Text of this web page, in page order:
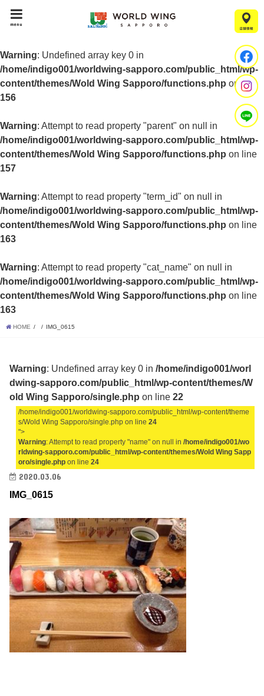
menu
Warning: Undefined array key 0 in
/home/indigo001/worldwing-sapporo.com/public_html/wp-
content/themes/Wold Wing Sapporo/functions.php on line
156
Warning: Attempt to read property "parent" on null in
/home/indigo001/worldwing-sapporo.com/public_html/wp-
content/themes/Wold Wing Sapporo/functions.php on line
157
Warning: Attempt to read property "term_id" on null in
/home/indigo001/worldwing-sapporo.com/public_html/wp-
content/themes/Wold Wing Sapporo/functions.php on line
163
Warning: Attempt to read property "cat_name" on null in
/home/indigo001/worldwing-sapporo.com/public_html/wp-
content/themes/Wold Wing Sapporo/functions.php on line
163
HOME IMG_0615
Warning: Undefined array key 0 in/home/indigo001/worl
dwing-sapporo.com/public_html/wp-content/themes/W
old Wing Sapporo/single.php on line22
/home/indigo001/worldwing-sapporo.com/public_html/wp-content/theme
s/Wold Wing Sapporo/single.php on line24
">
Warning: Attempt to read property "name" on null in/home/indigo001/wo
rldwing-sapporo.com/public_html/wp-content/themes/Wold Wing Sapp
oro/single.php on line24
2020.03.06
IMG_0615